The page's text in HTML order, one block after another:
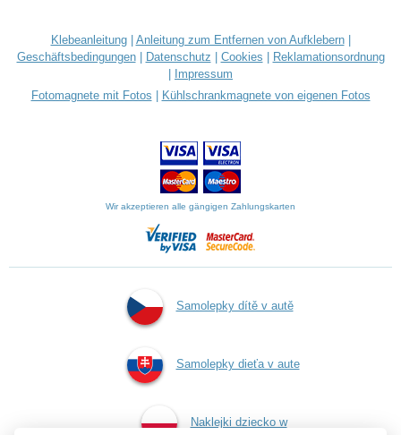
Klebeanleitung| Anleitung zum Entfernen von Aufklebern|
Geschäftsbedingungen| Datenschutz Cookies
Reklamationsordnung
Impressum
Fotomagnete mit Fotos
Kühlschrankmagnete von eigenen Fotos
Wir akzeptieren alle gängigen Zahlungskarten
Samolepky dítě v autě
Samolepky dieťa v aute
Naklejki dziecko w